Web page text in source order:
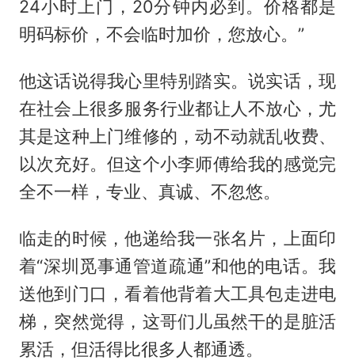
24小时上门，20分钟内必到。价格都是
明码标价，不会临时加价，您放心。”
他这话说得我心里特别踏实。说实话，现
在社会上很多服务行业都让人不放心，尤
其是这种上门维修的，动不动就乱收费、
以次充好。但这个小李师傅给我的感觉完
全不一样，专业、真诚、不忽悠。
临走的时候，他递给我一张名片，上面印
着“深圳觅事通管道疏通”和他的电话。我
送他到门口，看着他背着大工具包走进电
梯，突然觉得，这哥们儿虽然干的是脏活
累活，但活得比很多人都通透。